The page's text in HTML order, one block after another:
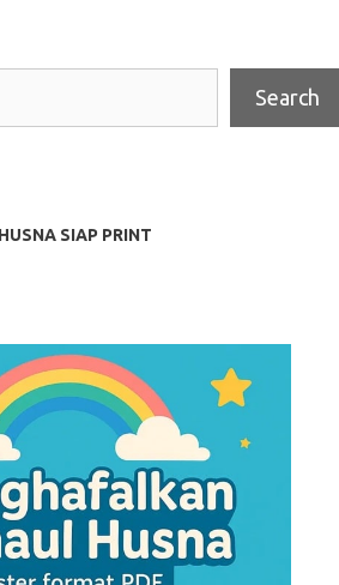
Search
SIAP PRINT